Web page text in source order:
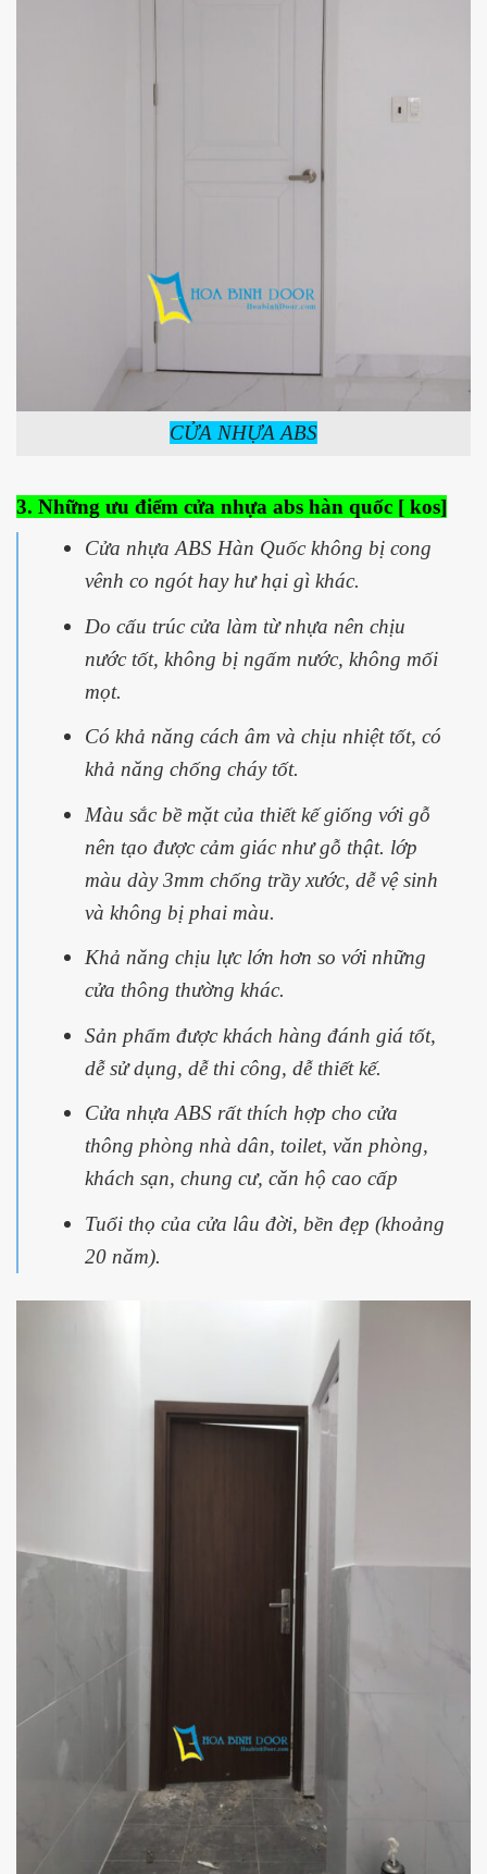
CỬA NHỰA ABS
3. Những ưu điểm cửa nhựa abs hàn quốc [ kos]
Cửa nhựa ABS Hàn Quốc không bị cong
vênh co ngót hay hư hại gì khác.
Do cấu trúc cửa làm từ nhựa nên chịu
nước tốt, không bị ngấm nước, không mối
mọt.
Có khả năng cách âm và chịu nhiệt tốt, có
khả năng chống cháy tốt.
Màu sắc bề mặt của thiết kế giống với gỗ
nên tạo được cảm giác như gỗ thật. lớp
màu dày 3mm chống trầy xước, dễ vệ sinh
và không bị phai màu.
Khả năng chịu lực lớn hơn so với những
cửa thông thường khác.
Sản phẩm được khách hàng đánh giá tốt,
dễ sử dụng, dễ thi công, dễ thiết kế.
Cửa nhựa ABS rất thích hợp cho cửa
thông phòng nhà dân, toilet, văn phòng,
khách sạn, chung cư, căn hộ cao cấp
Tuổi thọ của cửa lâu đời, bền đẹp (khoảng
20 năm).